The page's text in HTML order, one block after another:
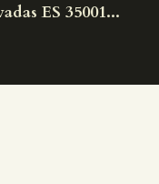
ES 35001...